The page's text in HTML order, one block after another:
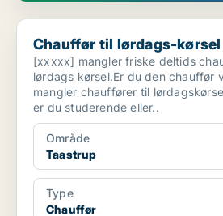
Chauffør til lørdags-kørsel hos [xxxxx]
Chauffør til lørdags-
[xxxxx] mangler friske deltids
lørdags kørsel.Er du den chauffør
mangler chauffører til
er du studerende eller..
Område
Taastrup
Type
Chauffør